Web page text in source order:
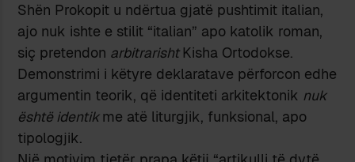
Shën Prokopit u ndërtua gjatë pushtimit italian,
ajo nuk ishte e stilit “italian” apo katolik roman,
siç pretendon arbitrarisht Kisha Ortodokse.
Demonstrimi i këtyre deklaratave përforcon edhe
argumentin teorik, që identiteti arkitektonik nuk
është identikme atë liturgjik, funksional, apo
tipologjik.